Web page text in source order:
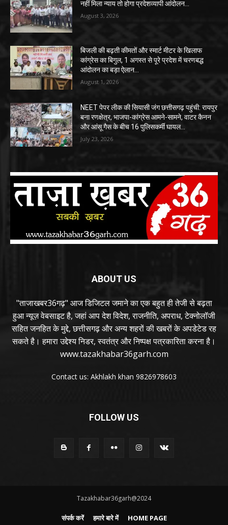
नहीं मिला न्याय तो होगा प्रदेशव्यापी आंदोलन…
August 3, 2026
बिजली की बढ़ती कीमतों और स्मार्ट मीटर के खिलाफ
कांग्रेस का बिगुल, 1 अगस्त से पूरे प्रदेश में चरणबद्ध
आंदोलन का बड़ा ऐलान…
August 1, 2026
NEET पेपर लीक की सियासी जंग छत्तीसगढ़ पहुंची: रायपुर
बना रणक्षेत्र, भाजपा-कांग्रेस आमने-सामने, वाटर कैनन
और आंसू गैस के बीच 16 पुलिसकर्मी घायल…
July 23, 2026
ABOUT US
"ताजाखबर36गढ़" आज डिजिटल जमाने का एक बहुत ही तेजी से बढ़ता
हुआ न्यूज़ वेबसाइट है, जहां आप देश विदेश, राजनीति, अपराध, टेक्नोलॉजी
सहित जनहित के मुद्दे, छत्तीसगढ़ और अन्य शहरों की खबरों के अपडेटेड रह
सकते है। हमारा उद्देश्य निडर, स्वतंत्र और निष्पक्ष पत्रकारिता करना है।
www.tazakhabar36garh.com
Contact us: Akhlakh khan 9826978603
FOLLOW US
Tazakhabar36garh@2024
संपर्क करें हमारे बारे में HOME PAGE